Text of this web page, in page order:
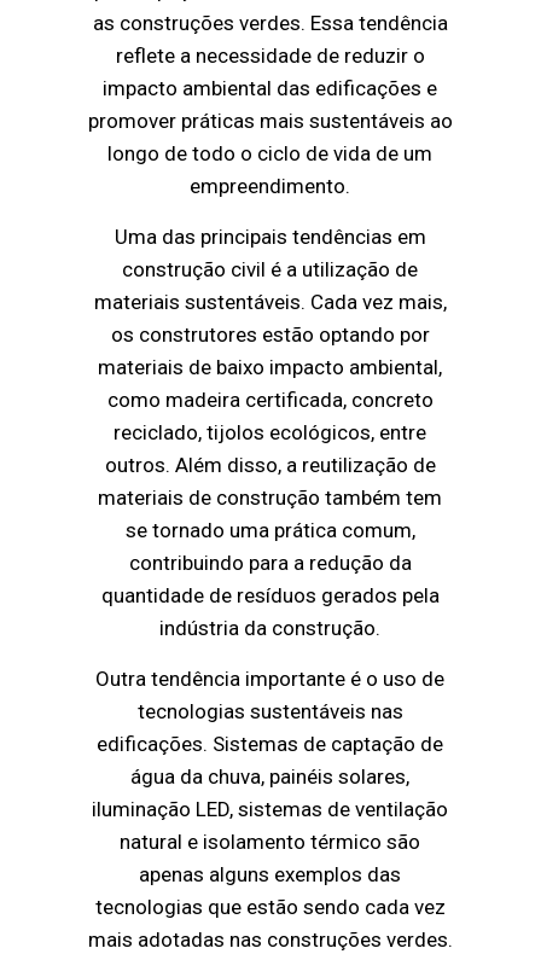
as construções verdes. Essa tendência
reflete a necessidade de reduzir o
impacto ambiental das edificações e
promover práticas mais sustentáveis ao
longo de todo o ciclo de vida de um
empreendimento.
Uma das principais tendências em
construção civil é a utilização de
materiais sustentáveis. Cada vez mais,
os construtores estão optando por
materiais de baixo impacto ambiental,
como madeira certificada, concreto
reciclado, tijolos ecológicos, entre
outros. Além disso, a reutilização de
materiais de construção também tem
se tornado uma prática comum,
contribuindo para a redução da
quantidade de resíduos gerados pela
indústria da construção.
Outra tendência importante é o uso de
tecnologias sustentáveis nas
edificações. Sistemas de captação de
água da chuva, painéis solares,
iluminação LED, sistemas de ventilação
natural e isolamento térmico são
apenas alguns exemplos das
tecnologias que estão sendo cada vez
mais adotadas nas construções verdes.